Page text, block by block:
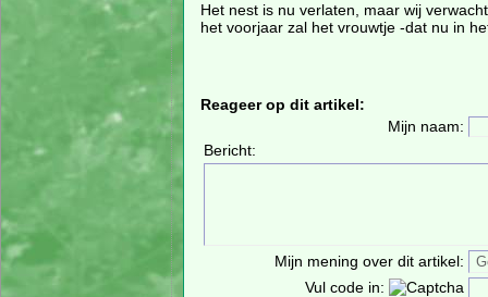
Het nest is nu verlaten, maar wij
het voorjaar zal het vrouwtje -dat nu in
Reageer op dit artikel:
Mijn naam:
Bericht:
Mijn mening over dit artikel:
Vul code in: